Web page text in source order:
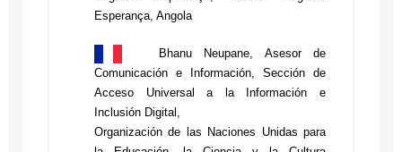
16:30 - 17:10
“Los retos de la
sostenibilidad de un
modelo de publicación
científica sin fines de
lucro”
Académicas y Científicas,
Claudio Amescua,
Jefe de la Sección Editorial,
Instituto de Ciencias de la
Atmósfera y Cambio
Climático UNAM. México
Maria Fernanda Pampin,
Directora de Publicaciones
Esperança, Angola
Bhanu Neupane, Asesor de
Comunicación e Información, Sección de
Acceso Universal a la Información e
Inclusión Digital,
Organización de las Naciones Unidas para